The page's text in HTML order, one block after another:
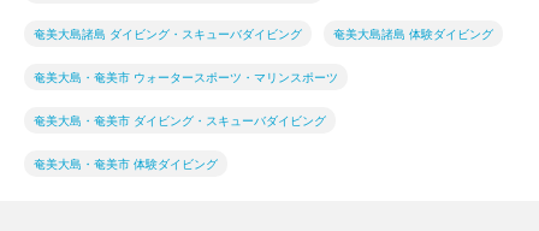
奄美大島諸島 ダイビング・スキューバダイビング 奄美大島諸島 体験ダイビング
奄美大島・奄美市 ウォータースポーツ・マリンスポーツ
奄美大島・奄美市 ダイビング・スキューバダイビング
奄美大島・奄美市 体験ダイビング